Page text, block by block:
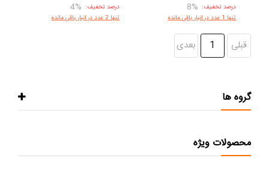
درصد تخفیف: 8%
تنها 1 عدد در انبار باقی مانده
درصد تخفیف: 4%
تنها 2 عدد در انبار باقی مانده
قبلی 1 بعدی
گروه ها
محصولات ویژه